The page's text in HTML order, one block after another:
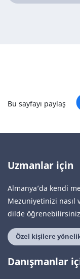
Bu sayfayı paylaş
Uzmanlar için
Almanya’da kendi
Mezuniyetinizi nasıl
dilde
Özel kişilere
Danışmanlar